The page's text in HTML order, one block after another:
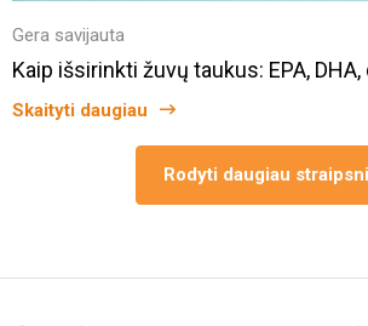
Gera savijauta
Kaip išsirinkti žuvų taukus: EPA,
Skaityti daugiau
Rodyti daugiau